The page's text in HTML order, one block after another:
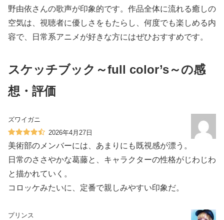
野由依さんの歌声が印象的です。作品全体に流れる癒しの
空気は、視聴者に優しさをもたらし、何度でも楽しめる内
容で、日常系アニメが好きな方にはぜひおすすめです。
スケッチブック～full color’s～の感
想・評価
ズワイガニ
2026年4月27日
美術部のメンバーには、あまりにも既視感が漂う。
日常のささやかな葛藤と、キャラクターの性格がじわじわ
と描かれていく。
コロッケみたいに、定番で親しみやすい印象だ。
プリンス